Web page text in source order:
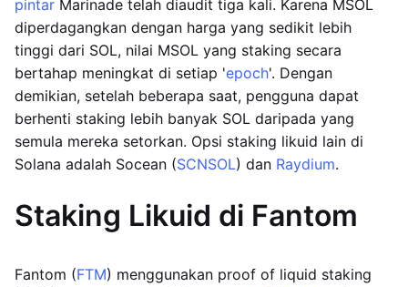
pintar Marinade telah diaudit tiga kali. Karena MSOL
diperdagangkan dengan harga yang sedikit lebih
tinggi dari SOL, nilai MSOL yang staking secara
bertahap meningkat di setiap 'epoch'. Dengan
demikian, setelah beberapa saat, pengguna dapat
berhenti staking lebih banyak SOL daripada yang
semula mereka setorkan. Opsi staking likuid lain di
Solana adalah Socean (SCNSOL) dan Raydium.
Staking Likuid di Fantom
Fantom (FTM) menggunakan proof of liquid staking